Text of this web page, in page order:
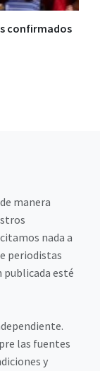
confirmados
manera
nada a
periodistas
esté
las fuentes
y